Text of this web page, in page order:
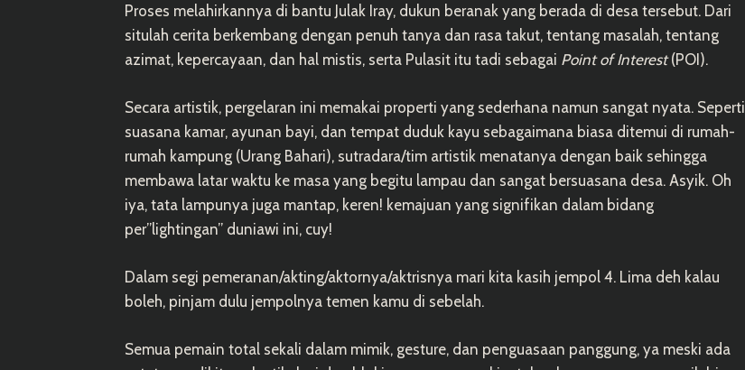
Proses melahirkannya di bantu Julak Iray, dukun beranak yang berada di desa tersebut. Dari
situlah cerita berkembang dengan penuh tanya dan rasa takut, tentang masalah, tentang
azimat, kepercayaan, dan hal mistis, serta Pulasit itu tadi sebagai Point of Interest(POI).
Secara artistik, pergelaran ini memakai properti yang sederhana namun sangat nyata. Seperti
suasana kamar, ayunan bayi, dan tempat duduk kayu sebagaimana biasa ditemui di rumah-
rumah kampung (Urang Bahari), sutradara/tim artistik menatanya dengan baik sehingga
membawa latar waktu ke masa yang begitu lampau dan sangat bersuasana desa. Asyik. Oh
iya, tata lampunya juga mantap, keren! kemajuan yang signifikan dalam bidang
per”lightingan” duniawi ini, cuy!
Dalam segi pemeranan/akting/aktornya/aktrisnya mari kita kasih jempol 4. Lima deh kalau
boleh, pinjam dulu jempolnya temen kamu di sebelah.
Semua pemain total sekali dalam mimik, gesture, dan penguasaan panggung, ya meski ada